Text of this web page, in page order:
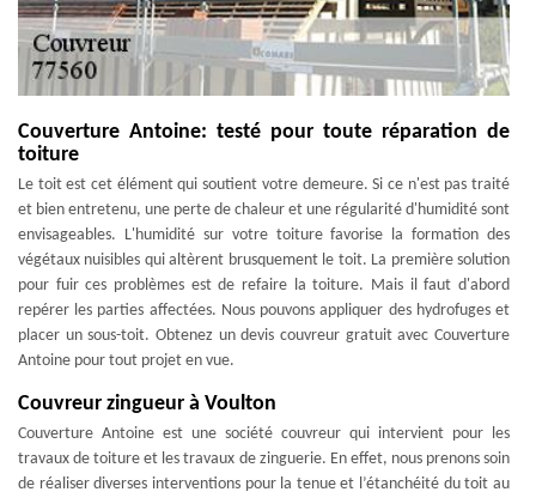
Couverture Antoine: testé pour toute réparation de
toiture
Le toit est cet élément qui soutient votre demeure. Si ce n'est pas traité
et bien entretenu, une perte de chaleur et une régularité d'humidité sont
envisageables. L'humidité sur votre toiture favorise la formation des
végétaux nuisibles qui altèrent brusquement le toit. La première solution
pour fuir ces problèmes est de refaire la toiture. Mais il faut d'abord
repérer les parties affectées. Nous pouvons appliquer des hydrofuges et
placer un sous-toit. Obtenez un devis couvreur gratuit avec Couverture
Antoine pour tout projet en vue.
Couvreur zingueur à Voulton
Couverture Antoine est une société couvreur qui intervient pour les
travaux de toiture et les travaux de zinguerie. En effet, nous prenons soin
de réaliser diverses interventions pour la tenue et l’étanchéité du toit au